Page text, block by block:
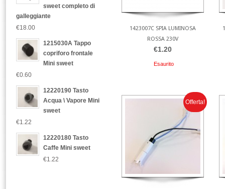
1423007C SPIA LUMINOSA
ROSSA 230V
€1.20
Esaurito
Offerta!
sweet completo di
galleggiante
€18.00
1215030A Tappo
copriforo frontale
Mini sweet
€0.60
12220190 Tasto
Acqua \ Vapore Mini
sweet
€1.22
12220180 Tasto
Caffe Mini sweet
€1.22